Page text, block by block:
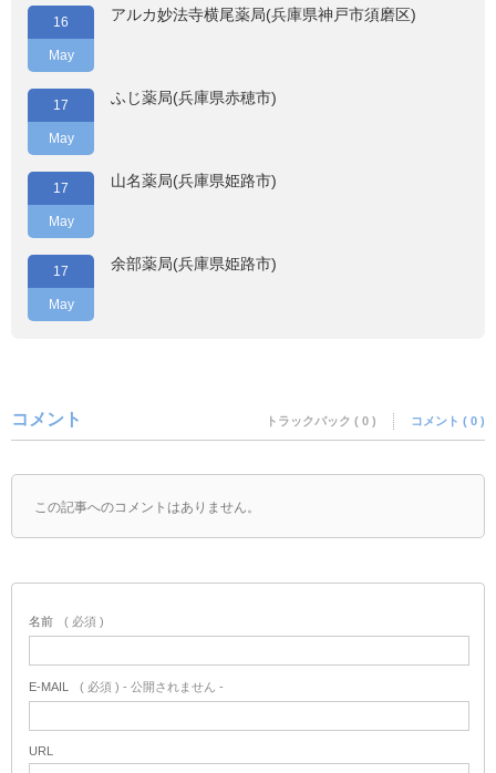
16
May
アルカ妙法寺横尾薬局(兵庫県神戸市須磨区)
17
May
ふじ薬局(兵庫県赤穂市)
17
May
山名薬局(兵庫県姫路市)
17
May
余部薬局(兵庫県姫路市)
コメント トラックバック ( 0 ) コメント ( 0 )
この記事へのコメントはありません。
名前 ( 必須 )
E-MAIL ( 必須 ) - 公開されません -
URL